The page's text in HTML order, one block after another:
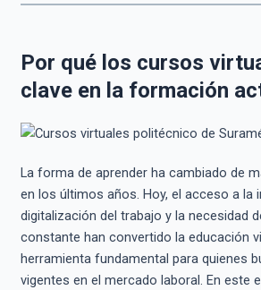
Por qué los cursos
clave en la formación
La forma de aprender ha cambiado de
en los últimos años. Hoy, el acceso a la
digitalización del trabajo y la necesidad
constante han convertido la educación
herramienta fundamental para quienes
vigentes en el mercado laboral. En este